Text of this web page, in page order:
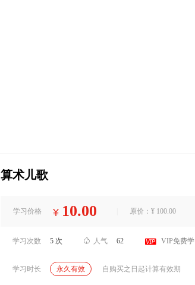
算术儿歌
学习价格 ¥ 10.00 原价：¥ 100.00
学习次数 5 次  人气 62  VIP免费学
学习时长 永久有效 自购买之日起计算有效期